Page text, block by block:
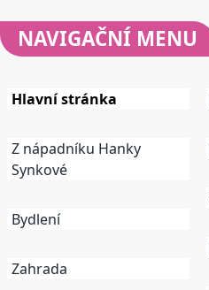
NAVIGAČNÍ MENU
Hlavní stránka
Z nápadníku Hanky
Synkové
Bydlení
Zahrada